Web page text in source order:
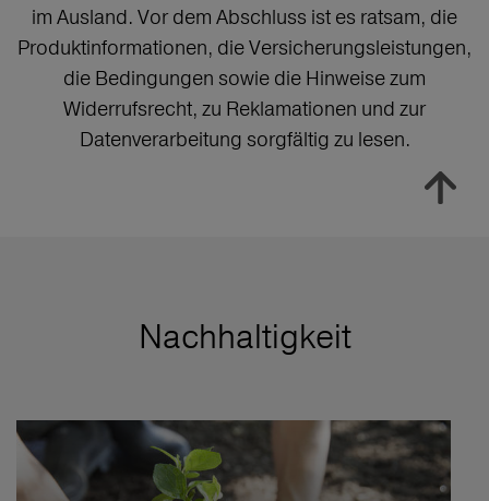
im Ausland. Vor dem Abschluss ist es ratsam, die
Produktinformationen, die Versicherungsleistungen,
die Bedingungen sowie die Hinweise zum
Widerrufsrecht, zu Reklamationen und zur
Datenverarbeitung sorgfältig zu lesen.
Nachhaltigkeit